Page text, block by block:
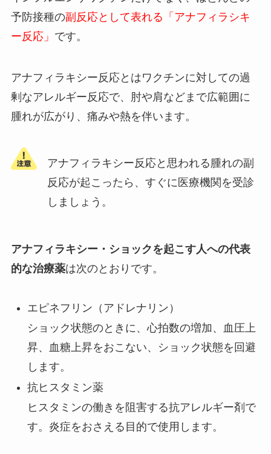
予防接種の副反応として表れる「アナフィラシキ
ー反応」 です。
アナフィラキシー反応とはワクチンに対しての過
剰なアレルギー反応で、肘や肩などまで広範囲に
腫れが広がり、痛みや熱を伴います。
アナフィラキシー反応と思われる腫れの副
反応が起こったら、すぐに医療機関を受診
しましょう。
アナフィラキシー・ショックを起こす人への代表
的な治療薬は次のとおりです。
エピネフリン（アドレナリン）
ショック状態のときに、心拍数の増加、血圧上
昇、血糖上昇をおこない、ショック状態を回避
します。
抗ヒスタミン薬
ヒスタミンの働きを阻害する抗アレルギー剤で
す。炎症をおさえる目的で使用します。